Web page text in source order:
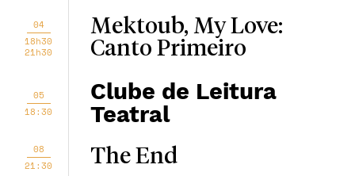
04
18h30
21h30
Mektoub, My Love:
Canto Primeiro
05
18:30
Clube de Leitura
Teatral
08
21:30
The End